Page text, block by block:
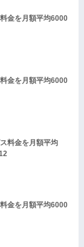
金を月額平均6000
金を月額平均6000
料金を月額平均
金を月額平均6000